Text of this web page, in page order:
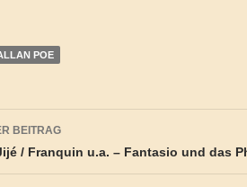
POE
BEITRAG
/ Franquin u.a. – Fantasio und das